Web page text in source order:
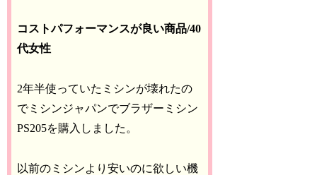
コストパフォーマンスが良い商品/40
代女性
2年半使っていたミシンが壊れたの
でミシンジャパンでブラザーミシン
PS205を購入しました。
以前のミシンより安いのに欲しい機